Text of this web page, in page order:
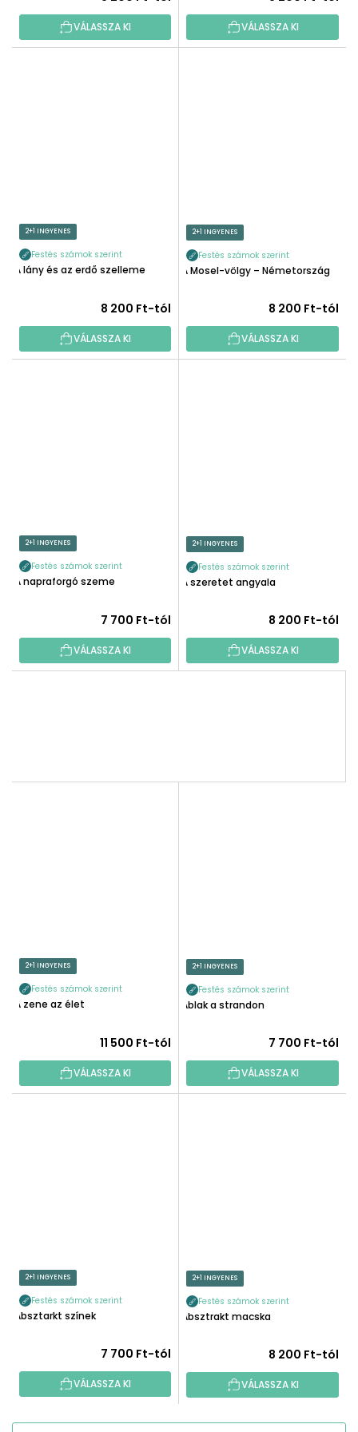
VÁLASSZA KI VÁLASSZA KI
2+1 INGYENES
Festés számok szerint
A lány és az erdő szelleme
8 200 Ft-tól
VÁLASSZA KI
2+1 INGYENES
Festés számok szerint
A Mosel-völgy – Németország
8 200 Ft-tól
VÁLASSZA KI
2+1 INGYENES
Festés számok szerint
A napraforgó szeme
7 700 Ft-tól
VÁLASSZA KI
2+1 INGYENES
Festés számok szerint
A szeretet angyala
8 200 Ft-tól
VÁLASSZA KI
2+1 INGYENES
Festés számok szerint
A zene az élet
11 500 Ft-tól
VÁLASSZA KI
2+1 INGYENES
Festés számok szerint
Ablak a strandon
7 700 Ft-tól
VÁLASSZA KI
2+1 INGYENES
Festés számok szerint
Absztarkt színek
7 700 Ft-tól
VÁLASSZA KI
2+1 INGYENES
Festés számok szerint
Absztrakt macska
8 200 Ft-tól
VÁLASSZA KI